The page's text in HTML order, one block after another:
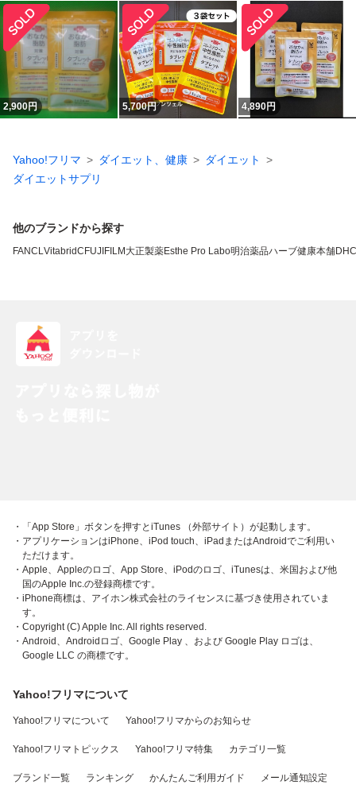
2,900円 5,700円 4,890円
Yahoo!フリマ ダイエット、健康
ダイエット
ダイエットサプリ
他のブランドから探す
FANCLVitabridC FUJIFILM 大正製薬Esthe Pro Labo明治薬品ハーブ健康本舗DHC
・「App Store」ボタンを押すとiTunes （外部サイト）が起動します。
・アプリケーションはiPhone、iPod touch、iPadまたはAndroidでご利用い
ただけます。
・Apple、Appleのロゴ、App Store、iPodのロゴ、iTunesは、米国および他
国のApple Inc.の登録商標です。
・iPhone商標は、アイホン株式会社のライセンスに基づき使用されていま
す。
・Copyright (C) Apple Inc. All rights reserved.
・Android、Androidロゴ、Google Play 、および Google Play ロゴは、
Google LLC の商標です。
Yahoo!フリマについて
Yahoo!フリマについて Yahoo!フリマからのお知らせ
Yahoo!フリマトピックス Yahoo!フリマ特集 カテゴリ一覧
ブランド一覧 ランキング かんたんご利用ガイド メール通知設定